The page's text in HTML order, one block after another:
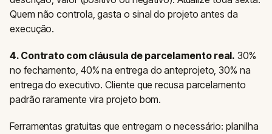
Quem não controla, gasta o sinal do projeto antes da
execução.
4. Contrato com cláusula de parcelamento real. 30%
no fechamento, 40% na entrega do anteprojeto, 30% na
entrega do executivo. Cliente que recusa parcelamento
padrão raramente vira projeto bom.
Ferramentas gratuitas que entregam o necessário: planilha